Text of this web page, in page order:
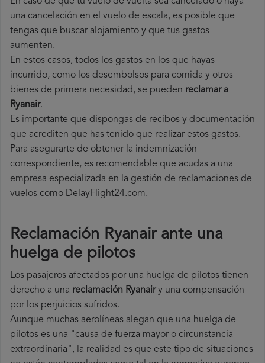
una cancelación en el vuelo de escala, es posible que
tengas que buscar alojamiento y que tus gastos
aumenten.
En estos casos, todos los gastos en los que hayas
incurrido, como los desembolsos para comida y otros
bienes de primera necesidad, se pueden reclamar a
Ryanair.
Es importante que dispongas de recibos y documentación
que acrediten que has tenido que realizar estos gastos.
Para asegurarte de obtener la indemnización
correspondiente, es recomendable que acudas a una
empresa especializada en la gestión de reclamaciones de
vuelos como DelayFlight24.com.
Reclamación Ryanair ante una
huelga de pilotos
Los pasajeros afectados por una huelga de pilotos tienen
derecho a una reclamación Ryanairy una compensación
por los perjuicios sufridos.
Aunque muchas aerolíneas alegan que una huelga de
pilotos es una "causa de fuerza mayor o circunstancia
extraordinaria", la realidad es que este tipo de situaciones